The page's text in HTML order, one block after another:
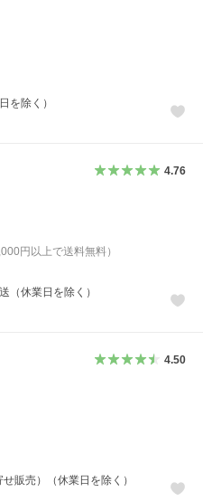
を除く）
4.76
円以上で送料無料）
（休業日を除く）
4.50
販売）（休業日を除く）